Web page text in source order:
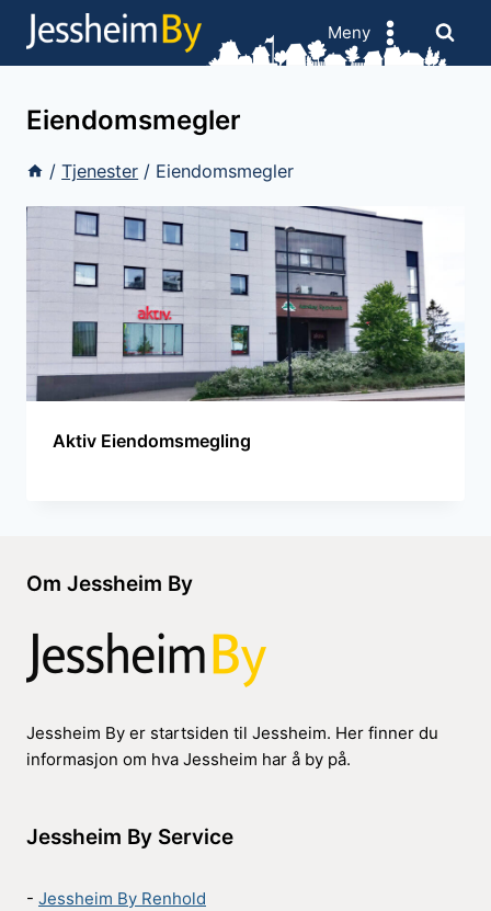
Skip
Meny
Eiendomsmegler
/ Tjenester / Eiendomsmegler
Aktiv Eiendomsmegling
Om Jessheim By
Jessheim By er startsiden til Jessheim. Her finner du
informasjon om hva Jessheim har å by på.
Jessheim By Service
- Jessheim By Renhold